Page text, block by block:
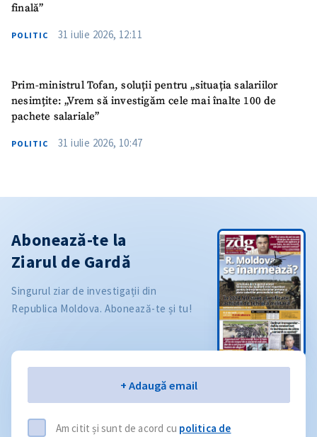
finală”
POLITIC 31 iulie 2026, 12:11
Prim-ministrul Tofan, soluții pentru „situația salariilor
nesimțite: „Vrem să investigăm cele mai înalte 100 de
pachete salariale”
POLITIC 31 iulie 2026, 10:47
Abonează-te la
Ziarul de Gardă
Singurul ziar de investigații din
Republica Moldova. Abonează-te și tu!
+ Adaugă email
Am citit și sunt de acord cu politica de